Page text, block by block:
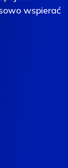
wspierać
wspierać
wspierać